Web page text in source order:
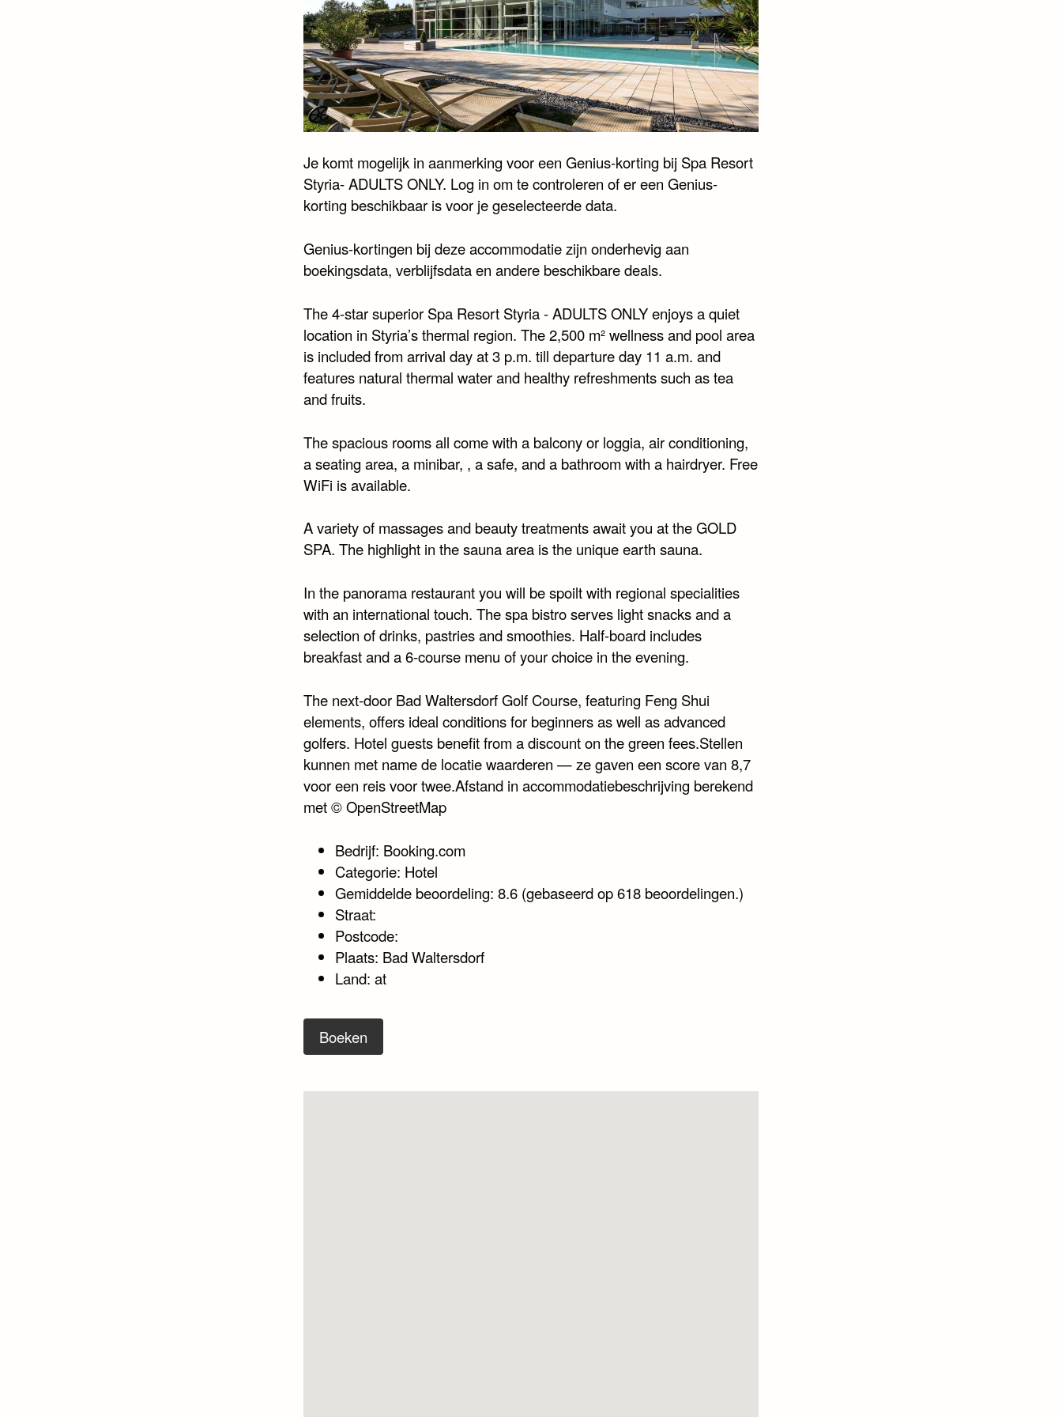
Je komt mogelijk in aanmerking voor een Genius-korting bij Spa Resort
Styria- ADULTS ONLY. Log in om te controleren of er een Genius-
korting beschikbaar is voor je geselecteerde data.
Genius-kortingen bij deze accommodatie zijn onderhevig aan
boekingsdata, verblijfsdata en andere beschikbare deals.
The 4-star superior Spa Resort Styria - ADULTS ONLY enjoys a quiet
location in Styria’s thermal region. The 2,500 m² wellness and pool area
is included from arrival day at 3 p.m. till departure day 11 a.m. and
features natural thermal water and healthy refreshments such as tea
and fruits.
The spacious rooms all come with a balcony or loggia, air conditioning,
a seating area, a minibar, , a safe, and a bathroom with a hairdryer. Free
WiFi is available.
A variety of massages and beauty treatments await you at the GOLD
SPA. The highlight in the sauna area is the unique earth sauna.
In the panorama restaurant you will be spoilt with regional specialities
with an international touch. The spa bistro serves light snacks and a
selection of drinks, pastries and smoothies. Half-board includes
breakfast and a 6-course menu of your choice in the evening.
The next-door Bad Waltersdorf Golf Course, featuring Feng Shui
elements, offers ideal conditions for beginners as well as advanced
golfers. Hotel guests benefit from a discount on the green fees.Stellen
kunnen met name de locatie waarderen — ze gaven een score van 8,7
voor een reis voor twee.Afstand in accommodatiebeschrijving berekend
met © OpenStreetMap
Bedrijf: Booking.com
Categorie: Hotel
Gemiddelde beoordeling: 8.6 (gebaseerd op 618 beoordelingen.)
Straat:
Postcode:
Plaats: Bad Waltersdorf
Land: at
Boeken